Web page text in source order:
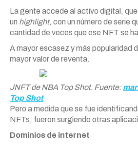
La gente accede al activo digital,
un highlight, con un número de serie
cantidad de veces que ese NFT se
A mayor escasez y más popularidad
mayor valor de reventa.
JNFT de NBA Top Shot. Fuente:
Top Shot
Pero a medida que se fue
NFTs, fueron surgiendo otras
Dominios de internet